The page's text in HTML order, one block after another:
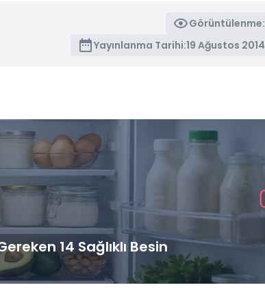
Görüntülenme:
Yayınlanma Tarihi:19 Ağustos 2014
14 Sağlıklı Besin